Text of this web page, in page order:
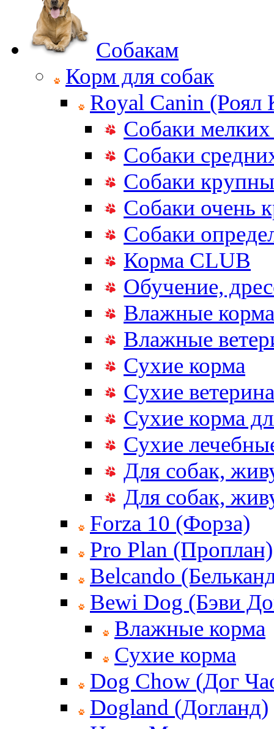
Собакам
Корм для собак
Royal Canin (Роял
Собаки мелких
Собаки
Собаки
Собаки очень
Собаки
Корма CLUB
Обучение,
Влажные корма
Влажные
Сухие корма
Сухие
Сухие корма
Сухие
Для собак,
Для собак,
Forza 10 (Форза)
Pro Plan (Проплан)
Belcando
Bewi Dog (Бэви
Влажные корма
Сухие корма
Dog Chow (Дог
Dogland (Догланд)